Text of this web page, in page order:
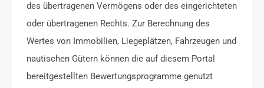
des übertragenen Vermögens oder des eingerichteten
oder übertragenen Rechts. Zur Berechnung des
Wertes von Immobilien, Liegeplätzen, Fahrzeugen und
nautischen Gütern können die auf diesem Portal
bereitgestellten Bewertungsprogramme genutzt